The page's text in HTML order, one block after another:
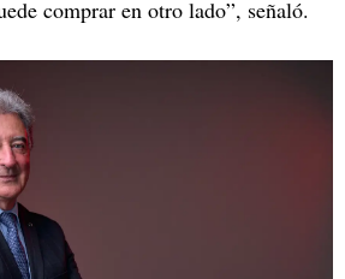
comprar en otro lado”, señaló.